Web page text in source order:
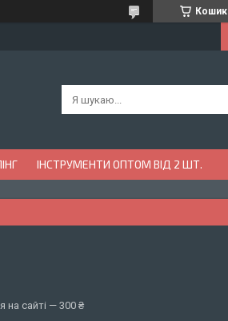
Кошик
ІНСТРУМЕНТИ ОПТОМ ВІД 2 ШТ.
на сайті — 300 ₴